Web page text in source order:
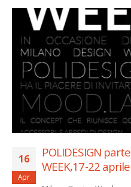
16
Apr
POLIDESIGN
WEEK,17-22